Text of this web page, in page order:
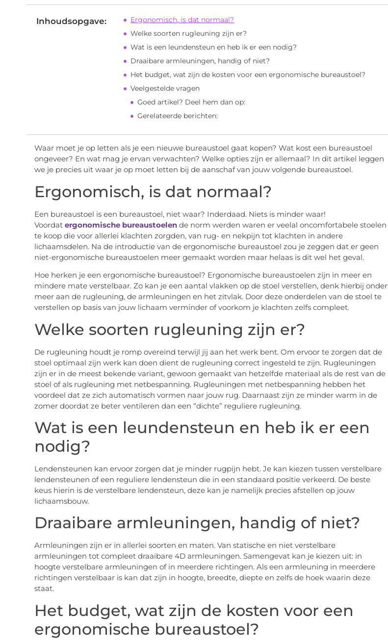
Inhoudsopgave:
Ergonomisch, is dat normaal?
Welke soorten rugleuning zijn er?
Wat is een leundensteun en heb ik er een nodig?
Draaibare armleuningen, handig of niet?
Het budget, wat zijn de kosten voor een ergonomische bureaustoel?
Veelgestelde vragen
Goed artikel? Deel hem dan op:
Gerelateerde berichten:
Waar moet je op letten als je een nieuwe bureaustoel gaat kopen? Wat kost een bureaustoel
ongeveer? En wat mag je ervan verwachten? Welke opties zijn er allemaal? In dit artikel leggen
we je precies uit waar je op moet letten bij de aanschaf van jouw volgende bureaustoel.
Ergonomisch, is dat normaal?
Een bureaustoel is een bureaustoel, niet waar? Inderdaad. Niets is minder waar!
Voordat ergonomische bureaustoelende norm werden waren er veelal oncomfortabele stoelen
te koop die voor allerlei klachten zorgden, van rug- en nekpijn tot klachten in andere
lichaamsdelen. Na de introductie van de ergonomische bureaustoel zou je zeggen dat er geen
niet-ergonomische bureaustoelen meer gemaakt worden maar helaas is dit wel het geval.
Hoe herken je een ergonomische bureaustoel? Ergonomische bureaustoelen zijn in meer en
mindere mate verstelbaar. Zo kan je een aantal vlakken op de stoel verstellen, denk hierbij onder
meer aan de rugleuning, de armleuningen en het zitvlak. Door deze onderdelen van de stoel te
verstellen op basis van jouw lichaam verminder of voorkom je klachten zelfs compleet.
Welke soorten rugleuning zijn er?
De rugleuning houdt je romp overeind terwijl jij aan het werk bent. Om ervoor te zorgen dat de
stoel optimaal zijn werk kan doen dient de rugleuning correct ingesteld te zijn. Rugleuningen
zijn er in de meest bekende variant, gewoon gemaakt van hetzelfde materiaal als de rest van de
stoel of als rugleuning met netbespanning. Rugleuningen met netbespanning hebben het
voordeel dat ze zich automatisch vormen naar jouw rug. Daarnaast zijn ze minder warm in de
zomer doordat ze beter ventileren dan een “dichte” reguliere rugleuning.
Wat is een leundensteun en heb ik er een
nodig?
Lendensteunen kan ervoor zorgen dat je minder rugpijn hebt. Je kan kiezen tussen verstelbare
lendensteunen of een reguliere lendensteun die in een standaard positie verkeerd. De beste
keus hierin is de verstelbare lendensteun, deze kan je namelijk precies afstellen op jouw
lichaamsbouw.
Draaibare armleuningen, handig of niet?
Armleuningen zijn er in allerlei soorten en maten. Van statische en niet verstelbare
armleuningen tot compleet draaibare 4D armleuningen. Samengevat kan je kiezen uit: in
hoogte verstelbare armleuningen of in meerdere richtingen. Als een armleuning in meerdere
richtingen verstelbaar is kan dat zijn in hoogte, breedte, diepte en zelfs de hoek waarin deze
staat.
Het budget, wat zijn de kosten voor een
ergonomische bureaustoel?